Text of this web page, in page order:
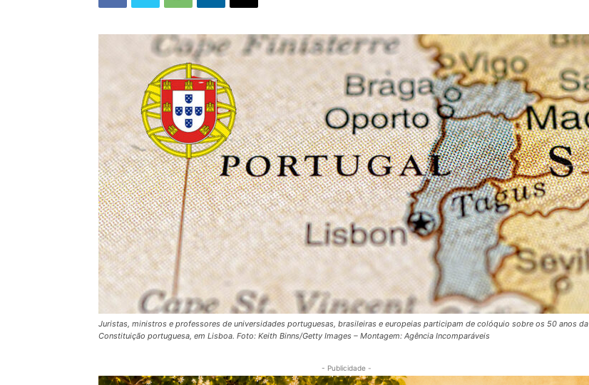
Juristas, ministros e professores de universidades portuguesas, brasileiras e europeias participam de colóquio sobre os 50 anos da
Constituição portuguesa, em Lisboa. Foto: Keith Binns/Getty Images – Montagem: Agência Incomparáveis
- Publicidade -